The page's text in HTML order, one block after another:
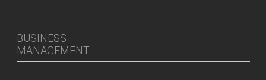
BUSINESS
MANAGEMENT